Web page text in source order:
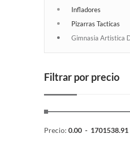
Infladores
Pizarras Tacticas
Gimnasia Artistica
Filtrar por precio
Precio: 0.00 - 1701538.91